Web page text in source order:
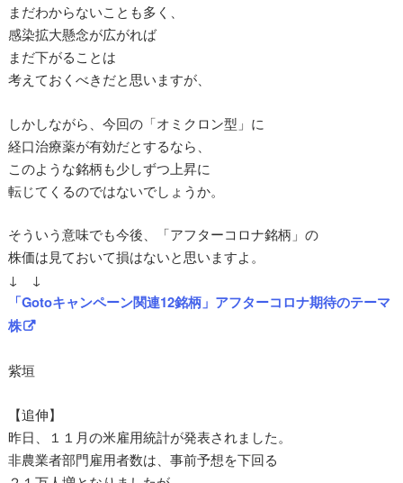
まだわからないことも多く、
感染拡大懸念が広がれば
まだ下がることは
考えておくべきだと思いますが、
しかしながら、今回の「オミクロン型」に
経口治療薬が有効だとするなら、
このような銘柄も少しずつ上昇に
転じてくるのではないでしょうか。
そういう意味でも今後、「アフターコロナ銘柄」の
株価は見ておいて損はないと思いますよ。
↓ ↓
「Gotoキャンペーン関連12銘柄」アフターコロナ期待のテーマ
株
紫垣
【追伸】
昨日、１１月の米雇用統計が発表されました。
非農業者部門雇用者数は、事前予想を下回る